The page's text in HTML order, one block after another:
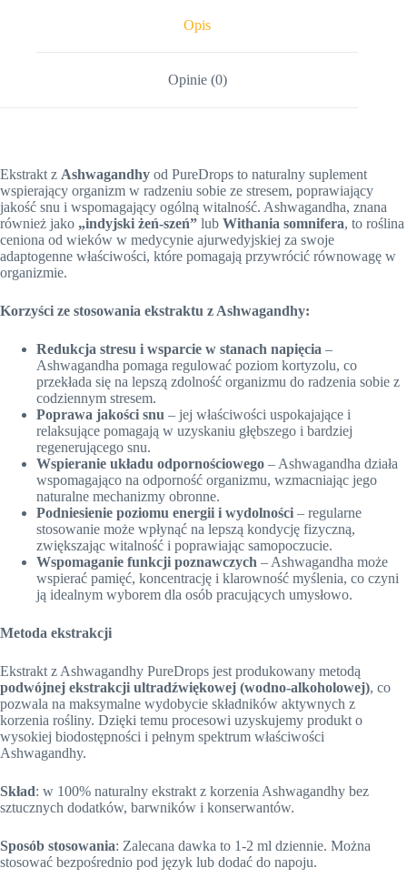
Opis
Opinie (0)
Ekstrakt z Ashwagandhy od PureDrops to naturalny suplement
wspierający organizm w radzeniu sobie ze stresem, poprawiający
jakość snu i wspomagający ogólną witalność. Ashwagandha, znana
również jako „indyjski żeń-szeń” lub Withania somnifera, to roślina
ceniona od wieków w medycynie ajurwedyjskiej za swoje
adaptogenne właściwości, które pomagają przywrócić równowagę w
organizmie.
Korzyści ze stosowania ekstraktu z Ashwagandhy:
Redukcja stresu i wsparcie w stanach napięcia –
Ashwagandha pomaga regulować poziom kortyzolu, co
przekłada się na lepszą zdolność organizmu do radzenia sobie z
codziennym stresem.
Poprawa jakości snu – jej właściwości uspokajające i
relaksujące pomagają w uzyskaniu głębszego i bardziej
regenerującego snu.
Wspieranie układu odpornościowego – Ashwagandha działa
wspomagająco na odporność organizmu, wzmacniając jego
naturalne mechanizmy obronne.
Podniesienie poziomu energii i wydolności – regularne
stosowanie może wpłynąć na lepszą kondycję fizyczną,
zwiększając witalność i poprawiając samopoczucie.
Wspomaganie funkcji poznawczych – Ashwagandha może
wspierać pamięć, koncentrację i klarowność myślenia, co czyni
ją idealnym wyborem dla osób pracujących umysłowo.
Metoda ekstrakcji
Ekstrakt z Ashwagandhy PureDrops jest produkowany metodą
podwójnej ekstrakcji ultradźwiękowej (wodno-alkoholowej), co
pozwala na maksymalne wydobycie składników aktywnych z
korzenia rośliny. Dzięki temu procesowi uzyskujemy produkt o
wysokiej biodostępności i pełnym spektrum właściwości
Ashwagandhy.
Skład: w 100% naturalny ekstrakt z korzenia Ashwagandhy bez
sztucznych dodatków, barwników i konserwantów.
Sposób stosowania: Zalecana dawka to 1-2 ml dziennie. Można
stosować bezpośrednio pod język lub dodać do napoju.